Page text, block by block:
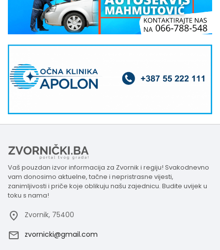
Vaš pouzdan izvor informacija za Zvornik i regiju! Svakodnevno
vam donosimo aktuelne, tačne i nepristrasne vijesti,
zanimljivosti i priče koje oblikuju našu zajednicu. Budite uvijek u
toku s nama!
Zvornik, 75400
zvornicki@gmail.com